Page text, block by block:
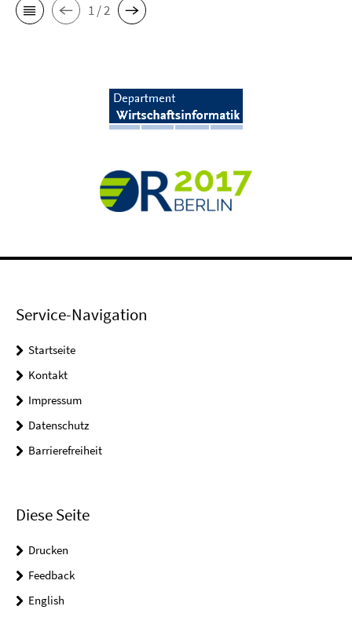
1 / 2
Service-Navigation
Startseite
Kontakt
Impressum
Datenschutz
Barrierefreiheit
Diese Seite
Drucken
Feedback
English